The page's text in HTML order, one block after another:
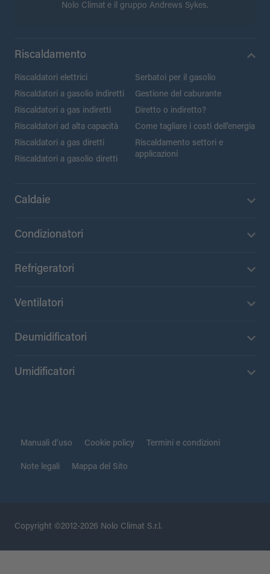
Nolo Climat e il gruppo Andrews Sykes.
Riscaldamento
Riscaldatori elettrici
Riscaldatori a gasolio indiretti
Riscaldatori a gas indiretti
Riscaldatori ad alta capacità
Riscaldatori a gas diretti
Riscaldatori a gasolio diretti
Serbatoi per il gasolio
Gestione del caburante
Diretto o indiretto?
Come tagliare i costi dell’energia
Riscaldamento settori e
applicazioni
Caldaie
Condizionatori
Refrigeratori
Ventilatori
Deumidificatori
Umidificatori
Manuali d’uso Cookie policy Termini e condizioni
Note legali Mappa del Sito
Copyright ©2012-2026 Nolo Climat S.r.l.